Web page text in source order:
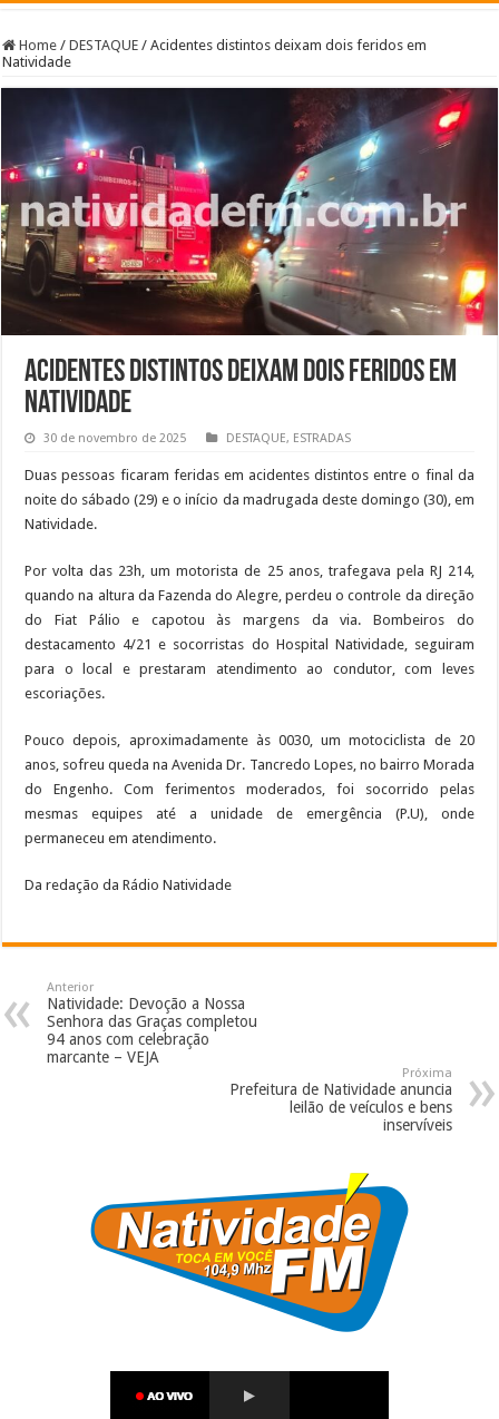
Home / DESTAQUE / Acidentes distintos deixam dois feridos em
Natividade
Acidentes distintos deixam dois feridos em
Natividade
30 de novembro de 2025 DESTAQUE, ESTRADAS
Duas pessoas ficaram feridas em acidentes distintos entre o final da
noite do sábado (29) e o início da madrugada deste domingo (30), em
Natividade.
Por volta das 23h, um motorista de 25 anos, trafegava pela RJ 214,
quando na altura da Fazenda do Alegre, perdeu o controle da direção
do Fiat Pálio e capotou às margens da via. Bombeiros do
destacamento 4/21 e socorristas do Hospital Natividade, seguiram
para o local e prestaram atendimento ao condutor, com leves
escoriações.
Pouco depois, aproximadamente às 0030, um motociclista de 20
anos, sofreu queda na Avenida Dr. Tancredo Lopes, no bairro Morada
do Engenho. Com ferimentos moderados, foi socorrido pelas
mesmas equipes até a unidade de emergência (P.U), onde
permaneceu em atendimento.
Da redação da Rádio Natividade
Anterior
Natividade: Devoção a Nossa
Senhora das Graças completou
94 anos com celebração
marcante – VEJA
Próxima
Prefeitura de Natividade anuncia
leilão de veículos e bens
inservíveis